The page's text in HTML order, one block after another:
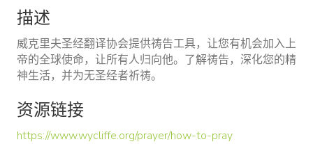
描述
威克里夫圣经翻译协会提供祷告工具，让您有机会加入上
帝的全球使命，让所有人归向他。了解祷告，深化您的精
神生活，并为无圣经者祈祷。
资源链接
https://www.wycliffe.org/prayer/how-to-pray